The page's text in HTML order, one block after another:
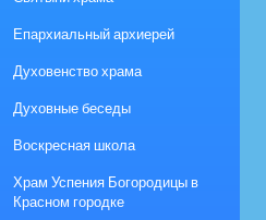
Епархиальный архиерей
Духовенство храма
Духовные беседы
Воскресная школа
Храм Успения Богородицы в
Красном городке